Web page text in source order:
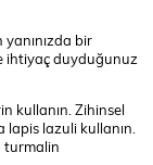
bir
ihtiyaç duyduğunuz
kullanın. Zihinsel
lazuli kullanın.
turmalin